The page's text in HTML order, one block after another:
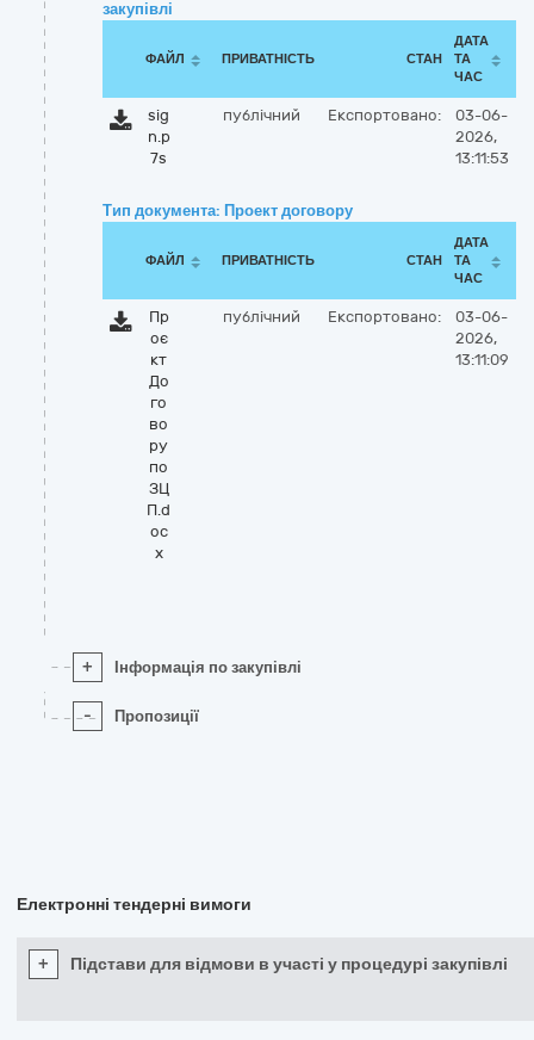
закупівлі
ФАЙЛ ПРИВАТНІСТЬ СТАН
ДАТА
ТА
ЧАС
sig
n.p
7s
публічний Експортовано:
03-06-
2026,
13:11:53
Тип документа: Проект договору
ФАЙЛ ПРИВАТНІСТЬ СТАН
ДАТА
ТА
ЧАС
Пр
оє
кт
До
го
во
ру
по
ЗЦ
П.d
oc
x
публічний Експортовано:
03-06-
2026,
13:11:09
+ Інформація по закупівлі
- Пропозиції
Електронні тендерні вимоги
+ Підстави для відмови в участі у процедурі закупівлі